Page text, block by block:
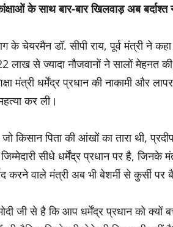
के साथ बार-बार खिलवाड़ अब बर्दाश्त
के चेयरमैन डॉ. सीपी राय, पूर्व मंत्री ने
से ज्यादा नौजवानों ने सालों मेहनत
मंत्री धर्मेंद्र प्रधान की नाकामी और
कर ली।
किसान पिता की आंखों का तारा थी,
सीधे धर्मेंद्र प्रधान पर है, जिनके
करने वाले मंत्री अब भी बेशर्मी से कुर्सी पर
जी से है कि आप धर्मेंद्र प्रधान को क्यों